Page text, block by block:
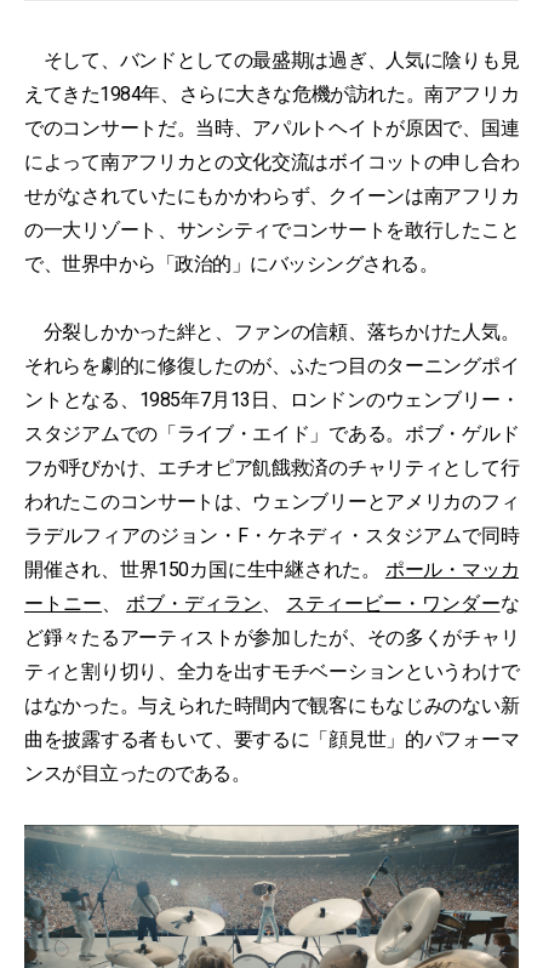
そして、バンドとしての最盛期は過ぎ、人気に陰りも見
えてきた1984年、さらに大きな危機が訪れた。南アフリカ
でのコンサートだ。当時、アパルトヘイトが原因で、国連
によって南アフリカとの文化交流はボイコットの申し合わ
せがなされていたにもかかわらず、クイーンは南アフリカ
の一大リゾート、サンシティでコンサートを敢行したこと
で、世界中から「政治的」にバッシングされる。
分裂しかかった絆と、ファンの信頼、落ちかけた人気。
それらを劇的に修復したのが、ふたつ目のターニングポイ
ントとなる、1985年7月13日、ロンドンのウェンブリー・
スタジアムでの「ライブ・エイド」である。ボブ・ゲルド
フが呼びかけ、エチオピア飢餓救済のチャリティとして行
われたこのコンサートは、ウェンブリーとアメリカのフィ
ラデルフィアのジョン・F・ケネディ・スタジアムで同時
開催され、世界150カ国に生中継された。 ポール・マッカ
ートニー、ボブ・ディラン、 スティービー・ワンダーな
ど錚々たるアーティストが参加したが、その多くがチャリ
ティと割り切り、全力を出すモチベーションというわけで
はなかった。与えられた時間内で観客にもなじみのない新
曲を披露する者もいて、要するに「顔見世」的パフォーマ
ンスが目立ったのである。